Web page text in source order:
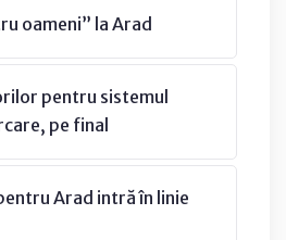
oameni” la Arad
pentru sistemul
pe final
Arad intră în linie